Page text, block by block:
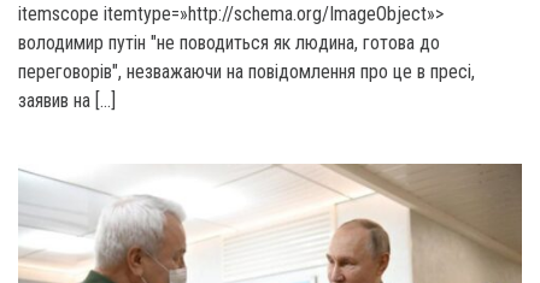
itemscope itemtype=»http://schema.org/ImageObject»>
володимир путін "не поводиться як людина, готова до
переговорів", незважаючи на повідомлення про це в пресі,
заявив на […]